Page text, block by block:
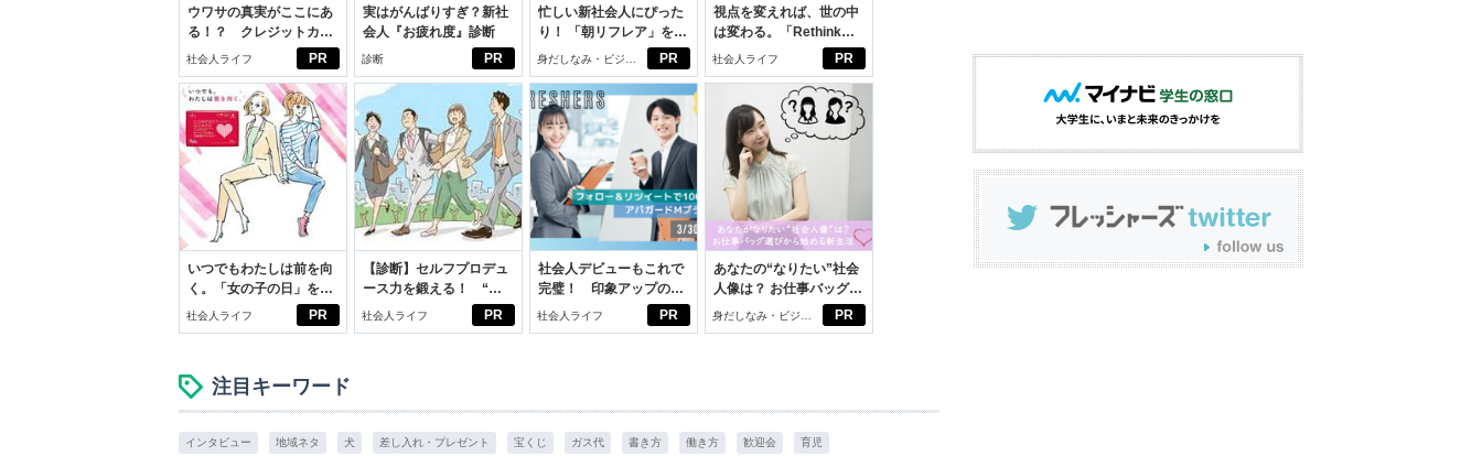
PR
ウワサの真実がここにあ
る！？ クレジットカー
ドの都市伝説
社会人ライフ PR
実はがんばりすぎ？新社
会人『お疲れ度』診断
診断 PR
忙しい新社会人にぴった
り！ 「朝リフレア」をは
じめよう。しっかりニオ
イケアして24時間快適。
身だしなみ・ビジネ
スアイテム
PR
視点を変えれば、世の中
は変わる。「Rethink
PROJECT」がつたえた
社会人ライフ
PR
いつでもわたしは前を向
く。「女の子の日」を前
向きに♪社会人エリ・大
社会人ライフ PR
【診断】セルフプロデュ
ース力を鍛える！ “ジ
ブン観”診断
社会人ライフ PR
社会人デビューもこれで
完璧！ 印象アップのセ
ルフプロデュース術
社会人ライフ PR
あなたの“なりたい”社会
人像は？ お仕事バッグ選
びから始める新生活
身だしなみ・ビジネ
スアイテム
注目キーワード
インタビュー 地域ネタ 犬 差し入れ・プレゼント 宝くじ ガス代 書き方 働き方 歓迎会 育児